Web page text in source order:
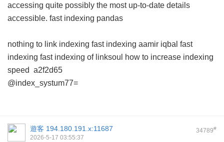
accessing quite possibly the most up-to-date details
accessible. fast indexing pandas
nothing to link indexing fast indexing aamir iqbal fast
indexing fast indexing of linksoul
how to increase indexing
speed a2f2d65
@index_systum77=
34789#
遊客 194.180.191.x:11687
2026-5-17 03:55:37